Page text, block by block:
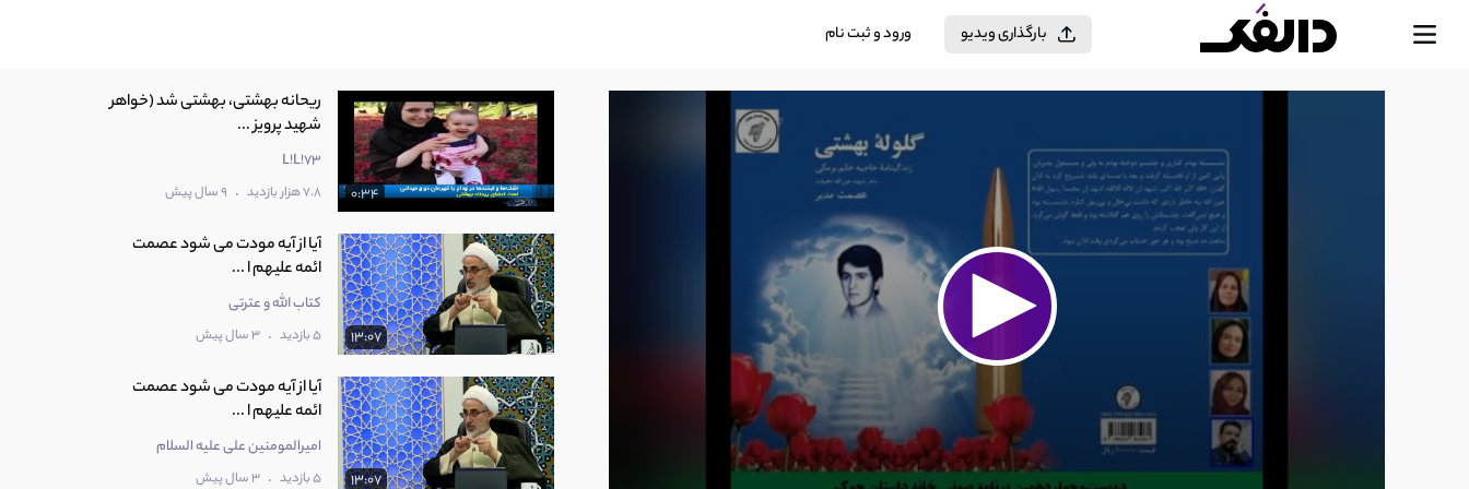
بارگذاری ویدیو ورود و ثبت نام
0:34
ریحانه بهشتی، بهشتی شد (خواهر
شهید پرویز ...
L!L!73
7.8 هزار بازدید . 9 سال پیش
13:07
آيا از آيه مودت می شود عصمت
ائمه عليهم ا ...
کتاب الله و عترتی
5 بازدید . 3 سال پیش
13:07
آیا از آیه مودت می شود عصمت
ائمه علیهم ا ...
امیرالمومنین علی عليه السلام
5 بازدید . 3 سال پیش